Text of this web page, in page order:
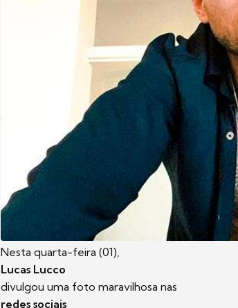
Nesta quarta-feira (01),
Lucas Lucco
divulgou uma foto maravilhosa nas
redes sociais